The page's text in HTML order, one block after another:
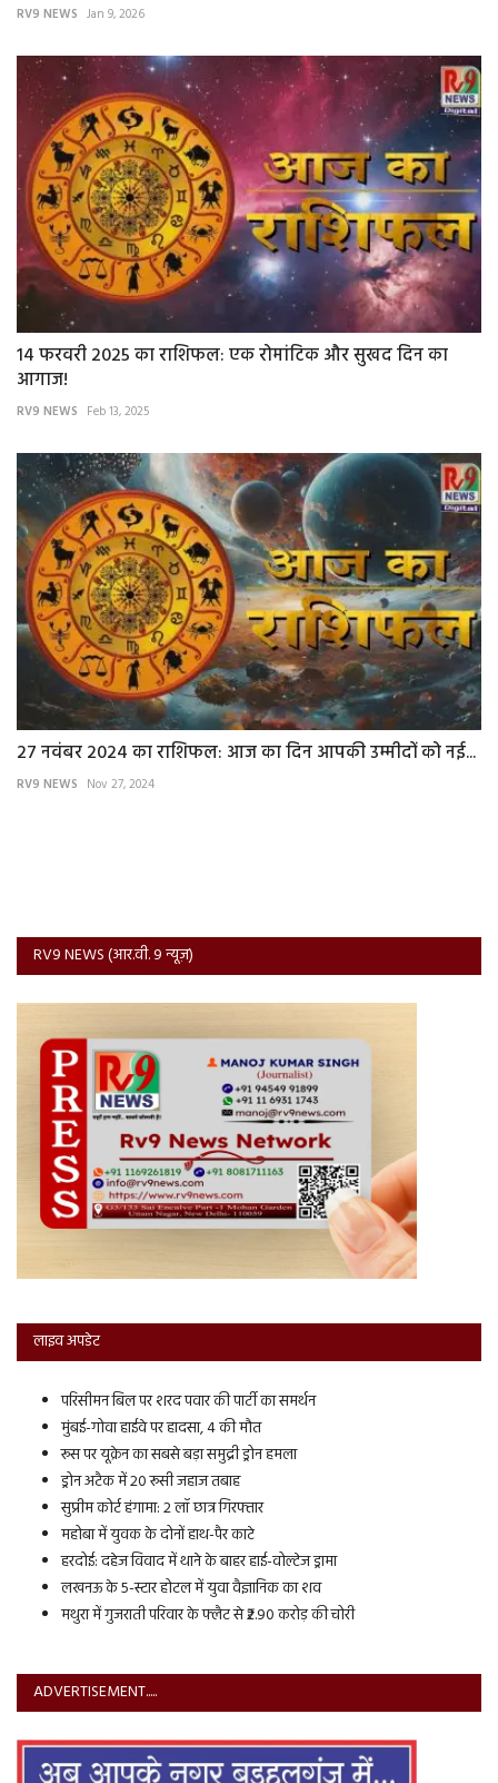
RV9 NEWS Jan 9, 2026
14 फरवरी 2025 का राशिफल: एक रोमांटिक और सुखद दिन का
आगाज!
RV9 NEWS Feb 13, 2025
27 नवंबर 2024 का राशिफल: आज का दिन आपकी उम्मीदों को नई...
RV9 NEWS Nov 27, 2024
RV9 NEWS (आर.वी. 9 न्यूज़)
लाइव अपडेट
परिसीमन बिल पर शरद पवार की पार्टी का समर्थन
मुंबई-गोवा हाईवे पर हादसा, 4 की मौत
रूस पर यूक्रेन का सबसे बड़ा समुद्री ड्रोन हमला
ड्रोन अटैक में 20 रूसी जहाज तबाह
सुप्रीम कोर्ट हंगामा: 2 लॉ छात्र गिरफ्तार
महोबा में युवक के दोनों हाथ-पैर काटे
हरदोई: दहेज विवाद में थाने के बाहर हाई-वोल्टेज ड्रामा
लखनऊ के 5-स्टार होटल में युवा वैज्ञानिक का शव
मथुरा में गुजराती परिवार के फ्लैट से ₹2.90 करोड़ की चोरी
ADVERTISEMENT.....